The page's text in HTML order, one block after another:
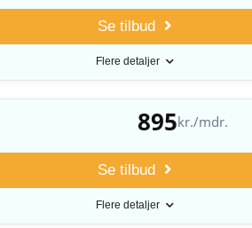
Se tilbud
Flere detaljer
895kr./mdr.
Se tilbud
Flere detaljer